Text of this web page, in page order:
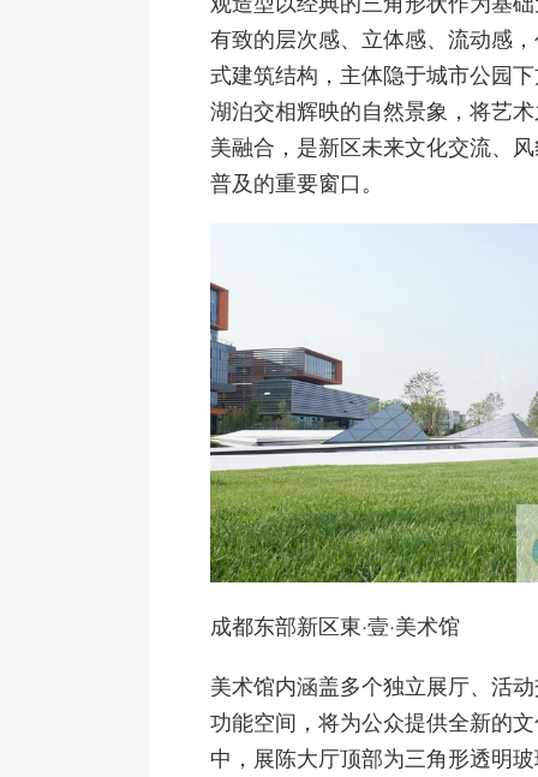
有致的层次感、立体感、流动感
式建筑结构，主体隐于城市公园
湖泊交相辉映的自然景象，将艺
美融合，是新区未来文化交流、
普及的重要窗口。
成都东部新区東·壹·美术馆
美术馆内涵盖多个独立展厅、活
功能空间，将为公众提供全新的
中，展陈大厅顶部为三角形透明